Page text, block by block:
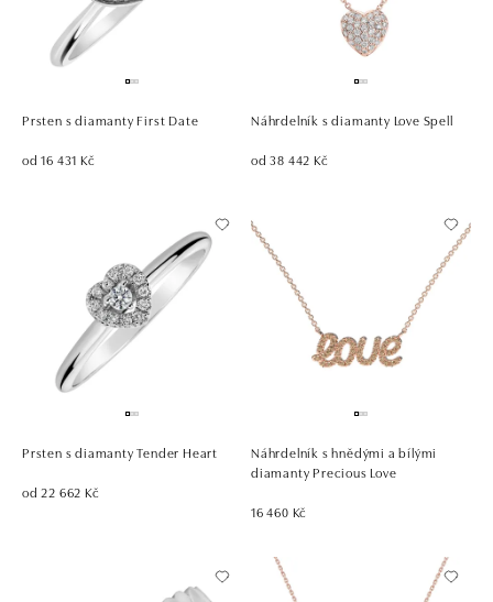
Prsten s diamanty First Date
od 16 431 Kč
Náhrdelník s diamanty Love Spell
od 38 442 Kč
Prsten s diamanty Tender Heart
od 22 662 Kč
Náhrdelník s hnědými a bílými
diamanty Precious Love
16 460 Kč